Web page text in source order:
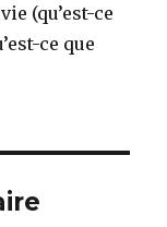
(qu’est-ce
ce que